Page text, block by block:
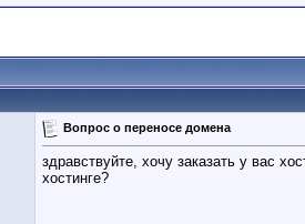
Вопрос о переносе домена
здравствуйте, хочу заказать у вас
хостинге?